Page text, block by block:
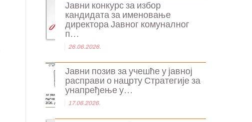
Јавни конкурс за избор
кандидата за именовање
директора Јавног комуналног
п...
26.06.2026.
Јавни позив за учешће у јавној
расправи о нацрту Стратегије за
унапређење у...
17.06.2026.